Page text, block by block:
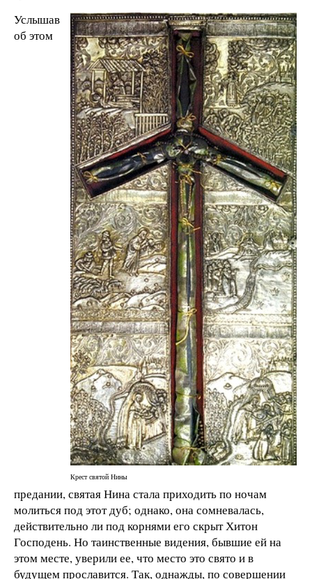
Крест святой Нины
Услышав
об этом
предании, святая Нина стала приходить по ночам
молиться под этот дуб; однако, она сомневалась,
действительно ли под корнями его скрыт Хитон
Господень. Но таинственные видения, бывшие ей на
этом месте, уверили ее, что место это свято и в
будущем прославится. Так, однажды, по совершении